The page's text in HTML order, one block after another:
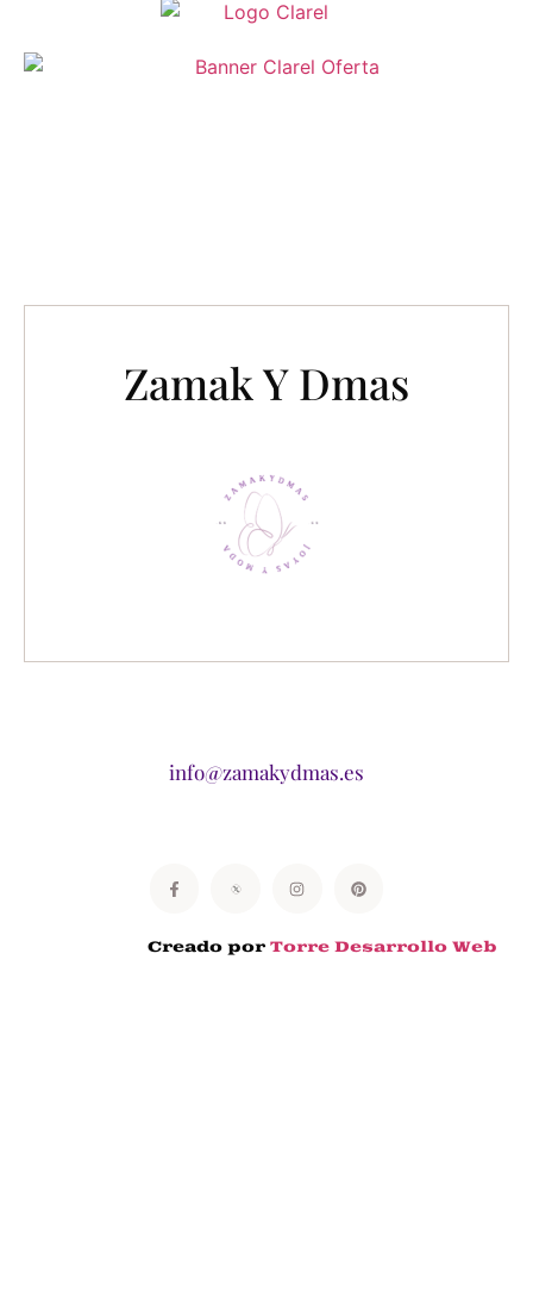
Zamak Y Dmas
info@zamakydmas.es
Creado por Torre Desarrollo Web